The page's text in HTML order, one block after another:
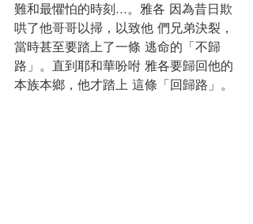
難和最懼怕的時刻...。雅各 因為昔日欺
哄了他哥哥以掃，以致他 們兄弟決裂，
當時甚至要踏上了一條 逃命的「不歸
路」。直到耶和華吩咐 雅各要歸回他的
本族本鄉，他才踏上 這條「回歸路」。